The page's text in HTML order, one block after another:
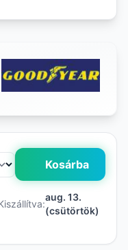
Kosárba
aug. 13.
(csütörtök)